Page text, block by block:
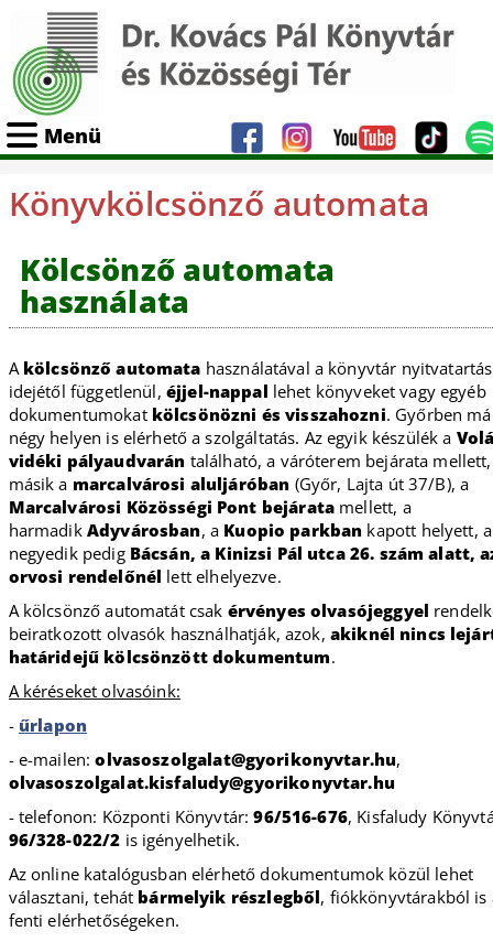
Menü
Könyvkölcsönző automata
Kölcsönző automata
használata
A kölcsönző automata használatával a könyvtár
idejétől függetlenül, éjjel-nappal lehet könyveket vagy egyéb
dokumentumokat kölcsönözni és visszahozni. Győrben
négy helyen is elérhető a szolgáltatás. Az egyik készülék a
vidéki pályaudvarán található, a váróterem bejárata
másik a marcalvárosi aluljáróban (Győr, Lajta út 37/B), a
Marcalvárosi Közösségi Pont bejárata mellett, a
harmadik Adyvárosban, a Kuopio parkban kapott helyett, a
negyedik pedig Bácsán, a Kinizsi Pál utca 26. szám alatt,
orvosi rendelőnél lett elhelyezve.
A kölcsönző automatát csak érvényes olvasójeggyel
beiratkozott olvasók használhatják, azok, akiknél nincs
határidejű kölcsönzött dokumentum.
A kéréseket olvasóink:
- űrlapon
- e-mailen:olvasoszolgalat@gyorikonyvtar.hu,
olvasoszolgalat.kisfaludy@gyorikonyvtar.hu
- telefonon: Központi Könyvtár:96/516-676, Kisfaludy
96/328-022/2 is igényelhetik.
Az online katalógusban elérhető dokumentumok közül lehet
választani, tehát bármelyik részlegből, fiókkönyvtárakból is
fenti elérhetőségeken.